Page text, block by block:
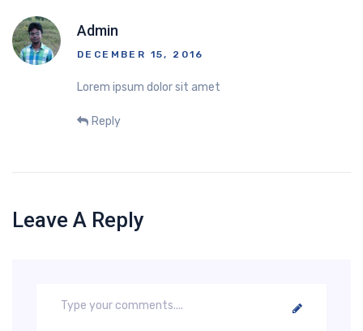
Admin
DECEMBER 15, 2016
Lorem ipsum dolor sit amet
Reply
Leave A Reply